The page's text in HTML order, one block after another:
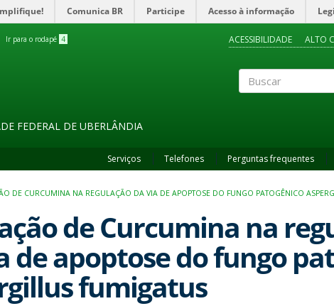
Comunica BR Participe Acesso à informação
Ir para o rodapé 4 ACESSIBILIDADE ALTO
FEDERAL DE UBERLÂNDIA
Serviços Telefones Perguntas frequentes
DE CURCUMINA NA REGULAÇÃO DA VIA DE APOPTOSE DO FUNGO PATOGÊNICO
de Curcumina na
de apoptose do fungo
fumigatus